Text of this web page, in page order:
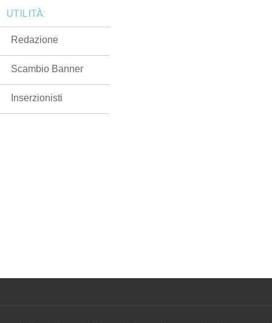
UTILITÀ:
Redazione
Scambio Banner
Inserzionisti